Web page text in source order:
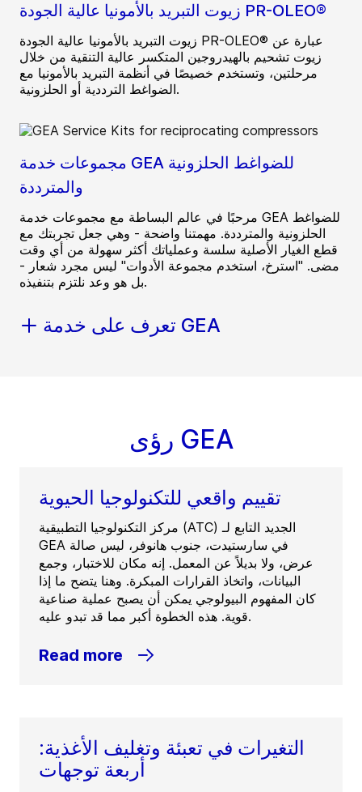
زيوت التبريد بالأمونيا عالية الجودة PR-OLEO®
زيوت التبريد بالأمونيا عالية الجودة PR-OLEO® عبارة عن
زيوت تشحيم بالهيدروجين المتكسر عالية التنقية من خلال
مرحلتين، وتستخدم خصيصًا في أنظمة التبريد بالأمونيا مع
الضواغط الترددية أو الحلزونية.
مجموعات خدمة GEA للضواغط الحلزونية
والمترددة
مرحبًا في عالم البساطة مع مجموعات خدمة GEA للضواغط
الحلزونية والمترددة. مهمتنا واضحة - وهي جعل تجربتك مع
قطع الغيار الأصلية سلسة وعملياتك أكثر سهولة من أي وقت
مضى. "استرخ، استخدم مجموعة الأدوات" ليس مجرد شعار -
بل هو وعد نلتزم بتنفيذه.
تعرف على خدمة GEA
رؤى GEA
تقييم واقعي للتكنولوجيا الحيوية
مركز التكنولوجيا التطبيقية (ATC) الجديد التابع لـ
GEA في سارستيدت، جنوب هانوفر، ليس صالة
عرض، ولا بديلاً عن المعمل. إنه مكان للاختبار، وجمع
البيانات، واتخاذ القرارات المبكرة. وهنا يتضح ما إذا
كان المفهوم البيولوجي يمكن أن يصبح عملية صناعية
قوية. هذه الخطوة أكبر مما قد تبدو عليه.
Read more
التغيرات في تعبئة وتغليف الأغذية:
أربعة توجهات